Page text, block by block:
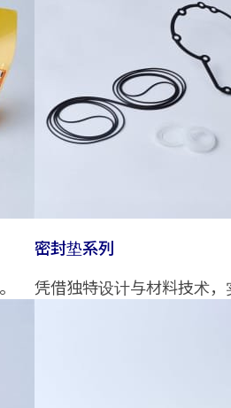
密封垫系列
凭借独特设计与材料技术